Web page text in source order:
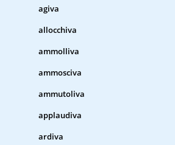
agiva
allocchiva
ammolliva
ammosciva
ammutoliva
applaudiva
ardiva